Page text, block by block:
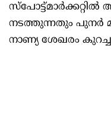
നടത്തുന്നതും പുനര്‍
നാണ്യ ശേഖരം